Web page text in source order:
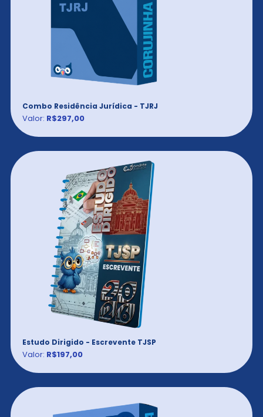
Combo Residência Jurídica - TJRJ
Valor: R$297,00
Estudo Dirigido - Escrevente TJSP
Valor: R$197,00